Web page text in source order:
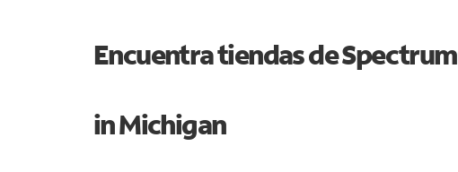
Encuentra tiendas de Spectrum
in Michigan